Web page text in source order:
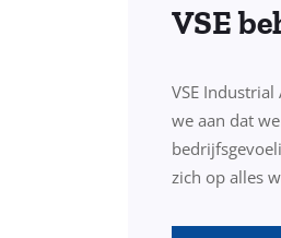
VSE
VSE
we aan dat
zich op alles